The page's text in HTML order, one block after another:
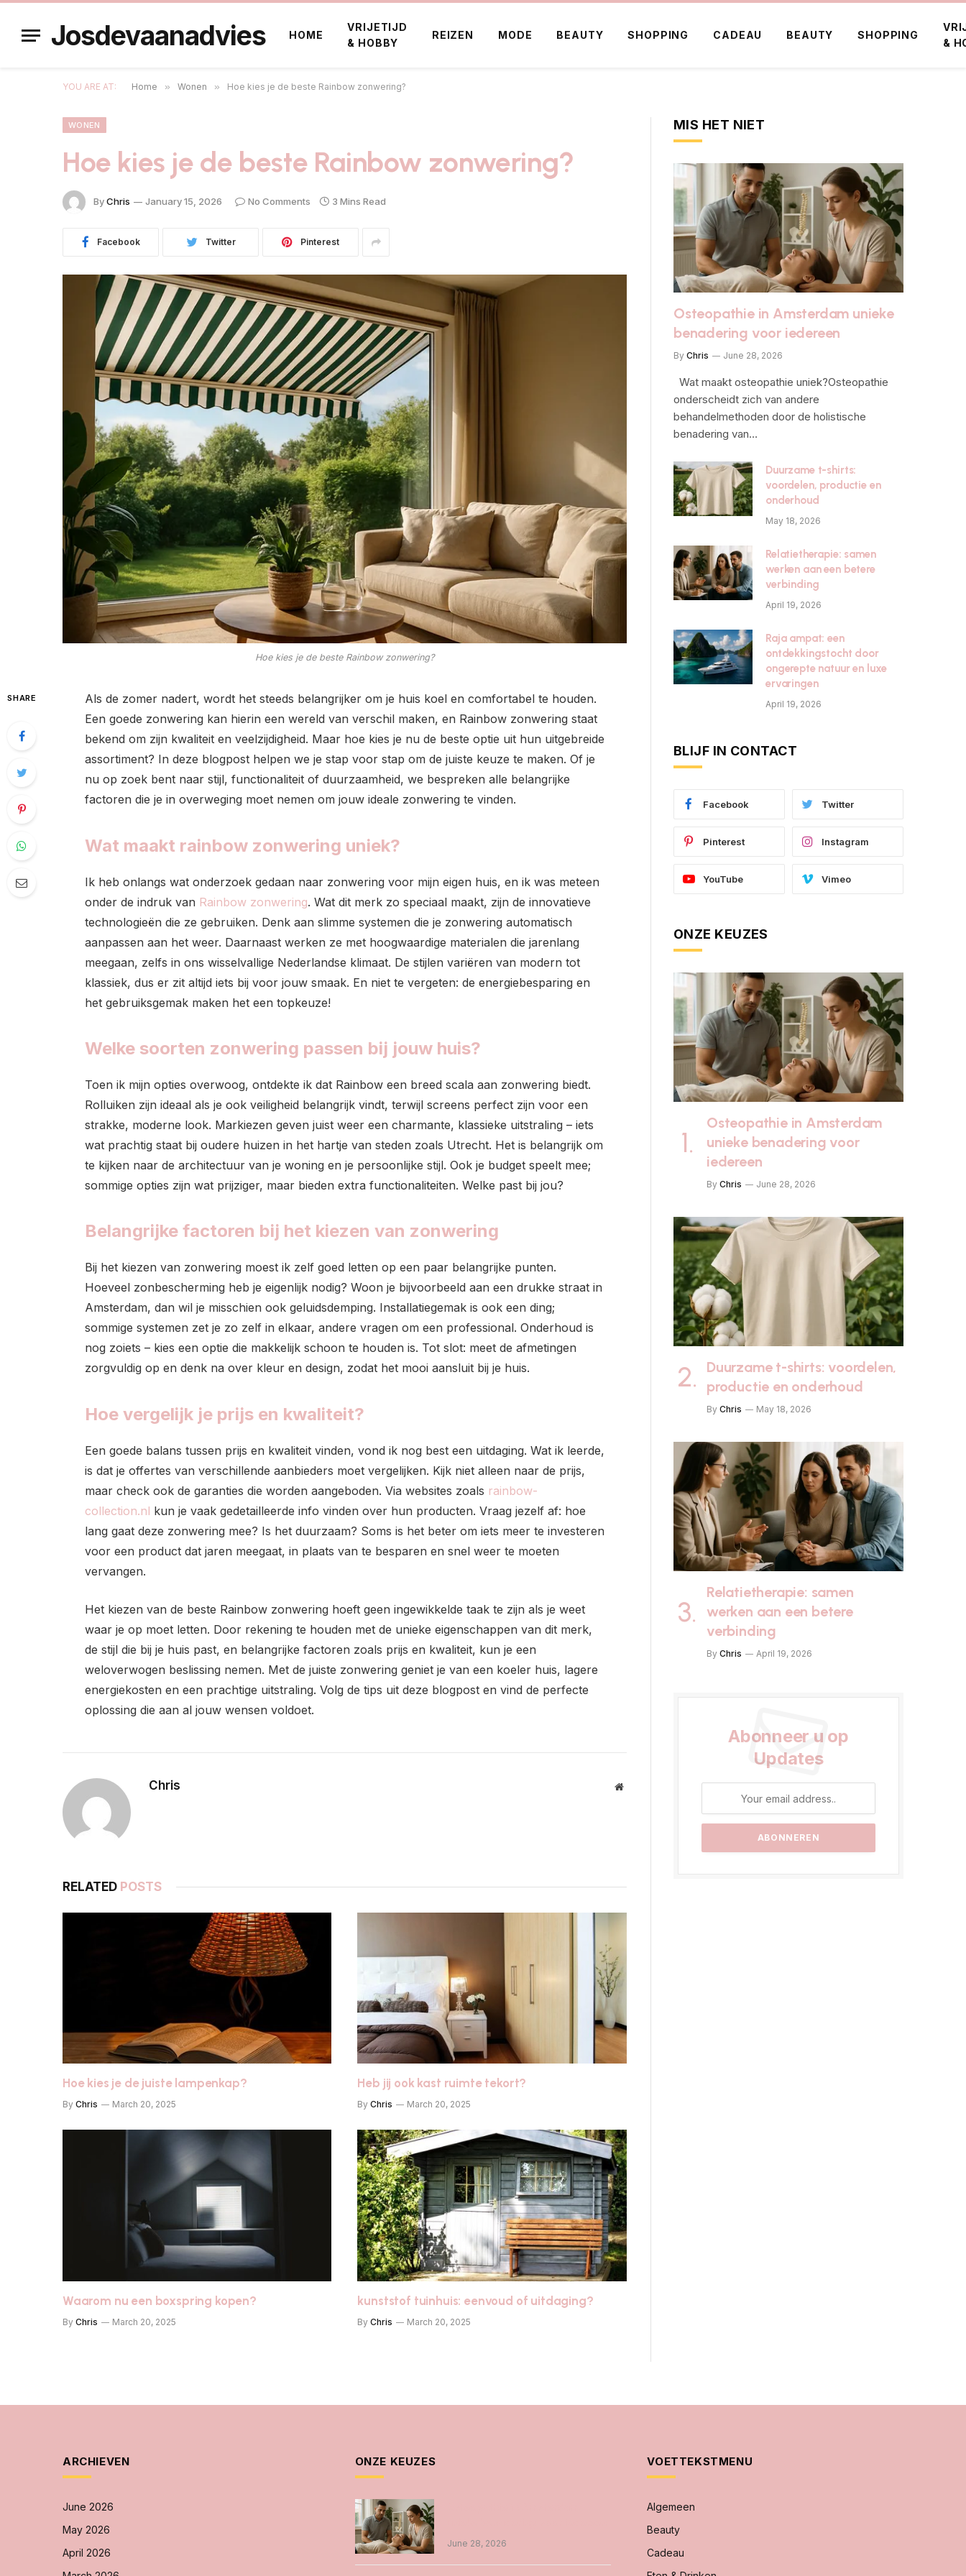
Josdevaanadvies HOME
VRIJETIJD
& HOBBY
REIZEN MODE BEAUTY SHOPPING CADEAU BEAUTY SHOPPING
&
YOU ARE AT: Home » Wonen » Hoe kies je de beste Rainbow zonwering?
WONEN
Hoe kies je de beste Rainbow zonwering?
ByChris January 15, 2026 No Comments 3 Mins Read
Facebook Twitter Pinterest
Hoe kies je de beste Rainbow zonwering?
SHARE
Als de zomer nadert, wordt het steeds belangrijker om je huis koel en comfortabel te houden.
Een goede zonwering kan hierin een wereld van verschil maken, en Rainbow zonwering staat
bekend om zijn kwaliteit en veelzijdigheid. Maar hoe kies je nu de beste optie uit hun uitgebreide
assortiment? In deze blogpost helpen we je stap voor stap om de juiste keuze te maken. Of je
nu op zoek bent naar stijl, functionaliteit of duurzaamheid, we bespreken alle belangrijke
factoren die je in overweging moet nemen om jouw ideale zonwering te vinden.
Wat maakt rainbow zonwering uniek?
Ik heb onlangs wat onderzoek gedaan naar zonwering voor mijn eigen huis, en ik was meteen
onder de indruk van Rainbow zonwering. Wat dit merk zo speciaal maakt, zijn de innovatieve
technologieën die ze gebruiken. Denk aan slimme systemen die je zonwering automatisch
aanpassen aan het weer. Daarnaast werken ze met hoogwaardige materialen die jarenlang
meegaan, zelfs in ons wisselvallige Nederlandse klimaat. De stijlen variëren van modern tot
klassiek, dus er zit altijd iets bij voor jouw smaak. En niet te vergeten: de energiebesparing en
het gebruiksgemak maken het een topkeuze!
Welke soorten zonwering passen bij jouw huis?
Toen ik mijn opties overwoog, ontdekte ik dat Rainbow een breed scala aan zonwering biedt.
Rolluiken zijn ideaal als je ook veiligheid belangrijk vindt, terwijl screens perfect zijn voor een
strakke, moderne look. Markiezen geven juist weer een charmante, klassieke uitstraling – iets
wat prachtig staat bij oudere huizen in het hartje van steden zoals Utrecht. Het is belangrijk om
te kijken naar de architectuur van je woning en je persoonlijke stijl. Ook je budget speelt mee;
sommige opties zijn wat prijziger, maar bieden extra functionaliteiten. Welke past bij jou?
Belangrijke factoren bij het kiezen van zonwering
Bij het kiezen van zonwering moest ik zelf goed letten op een paar belangrijke punten.
Hoeveel zonbescherming heb je eigenlijk nodig? Woon je bijvoorbeeld aan een drukke straat in
Amsterdam, dan wil je misschien ook geluidsdemping. Installatiegemak is ook een ding;
sommige systemen zet je zo zelf in elkaar, andere vragen om een professional. Onderhoud is
nog zoiets – kies een optie die makkelijk schoon te houden is. Tot slot: meet de afmetingen
zorgvuldig op en denk na over kleur en design, zodat het mooi aansluit bij je huis.
Hoe vergelijk je prijs en kwaliteit?
Een goede balans tussen prijs en kwaliteit vinden, vond ik nog best een uitdaging. Wat ik leerde,
is dat je offertes van verschillende aanbieders moet vergelijken. Kijk niet alleen naar de prijs,
maar check ook de garanties die worden aangeboden. Via websites zoals rainbow-
collection.nl kun je vaak gedetailleerde info vinden over hun producten. Vraag jezelf af: hoe
lang gaat deze zonwering mee? Is het duurzaam? Soms is het beter om iets meer te investeren
voor een product dat jaren meegaat, in plaats van te besparen en snel weer te moeten
vervangen.
Het kiezen van de beste Rainbow zonwering hoeft geen ingewikkelde taak te zijn als je weet
waar je op moet letten. Door rekening te houden met de unieke eigenschappen van dit merk,
de stijl die bij je huis past, en belangrijke factoren zoals prijs en kwaliteit, kun je een
weloverwogen beslissing nemen. Met de juiste zonwering geniet je van een koeler huis, lagere
energiekosten en een prachtige uitstraling. Volg de tips uit deze blogpost en vind de perfecte
oplossing die aan al jouw wensen voldoet.
Chris Website
RELATED POSTS
Hoe kies je de juiste lampenkap?
By Chris March 20, 2025
Heb jij ook kast ruimte tekort?
By Chris March 20, 2025
Waarom nu een boxspring kopen?
By Chris March 20, 2025
kunststof tuinhuis: eenvoud of uitdaging?
By Chris March 20, 2025
MIS HET NIET
Osteopathie in Amsterdam unieke
benadering voor iedereen
By Chris June 28, 2026
Wat maakt osteopathie uniek?Osteopathie
onderscheidt zich van andere
behandelmethoden door de holistische
benadering van…
Duurzame t-shirts:
voordelen, productie en
onderhoud
May 18, 2026
Relatietherapie: samen
werken aan een betere
verbinding
April 19, 2026
Raja ampat: een
ontdekkingstocht door
ongerepte natuur en luxe
ervaringen
April 19, 2026
BLIJF IN CONTACT
Facebook Twitter
Pinterest Instagram
YouTube Vimeo
ONZE KEUZES
Osteopathie in Amsterdam
unieke benadering voor
iedereen
By Chris June 28, 2026
Duurzame t-shirts: voordelen,
productie en onderhoud
By Chris May 18, 2026
Relatietherapie: samen
werken aan een betere
verbinding
By Chris April 19, 2026
Abonneer u op
Updates
ARCHIEVEN
June 2026
May 2026
April 2026
ONZE KEUZES
June 28, 2026
VOETTEKSTMENU
Algemeen
Beauty
Cadeau